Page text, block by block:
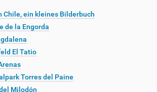
Chile, ein kleines Bilderbuch
de la Engorda
El Tatio
Torres del Paine
Milodón